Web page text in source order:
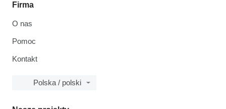
Firma
O nas
Pomoc
Kontakt
Polska / polski